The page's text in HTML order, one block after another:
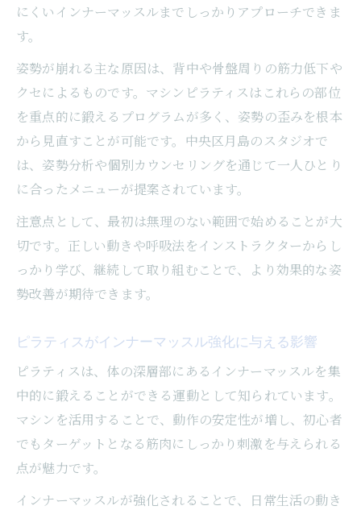
にくいインナーマッスルまでしっかりアプローチできま
す。
姿勢が崩れる主な原因は、背中や骨盤周りの筋力低下や
クセによるものです。マシンピラティスはこれらの部位
を重点的に鍛えるプログラムが多く、姿勢の歪みを根本
から見直すことが可能です。中央区月島のスタジオで
は、姿勢分析や個別カウンセリングを通じて一人ひとり
に合ったメニューが提案されています。
注意点として、最初は無理のない範囲で始めることが大
切です。正しい動きや呼吸法をインストラクターからし
っかり学び、継続して取り組むことで、より効果的な姿
勢改善が期待できます。
ピラティスがインナーマッスル強化に与える影響
ピラティスは、体の深層部にあるインナーマッスルを集
中的に鍛えることができる運動として知られています。
マシンを活用することで、動作の安定性が増し、初心者
でもターゲットとなる筋肉にしっかり刺激を与えられる
点が魅力です。
インナーマッスルが強化されることで、日常生活の動き